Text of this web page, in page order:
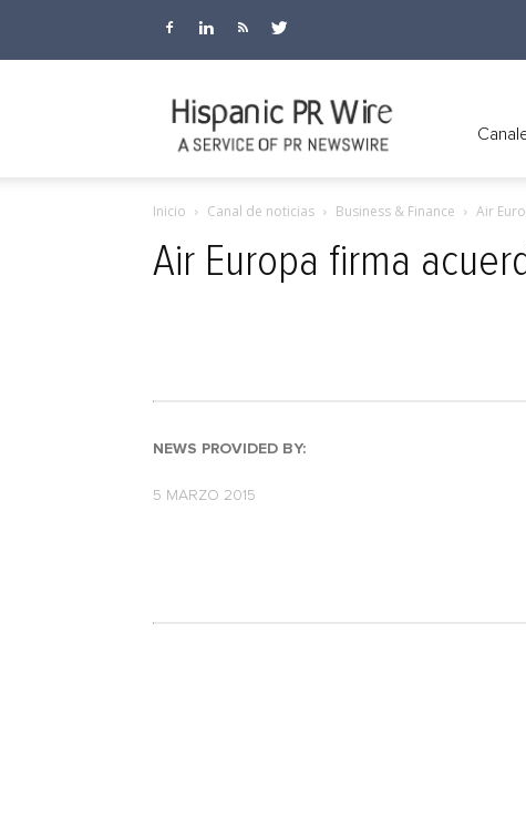
Inicio Canal de noticias Business & Finance Air
Air Europa firma
NEWS PROVIDED BY:
5 MARZO 2015